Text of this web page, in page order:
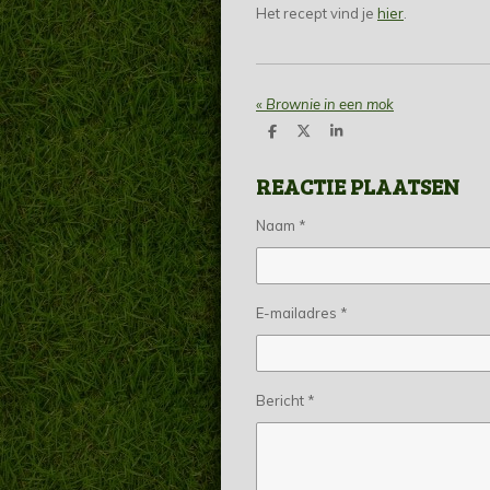
Het recept vind je hier
« Brownie in een mok
D
e
n
D
l
S
r
e
REACTIE PLAATSEN
Naam *
E-mailadres *
Bericht *